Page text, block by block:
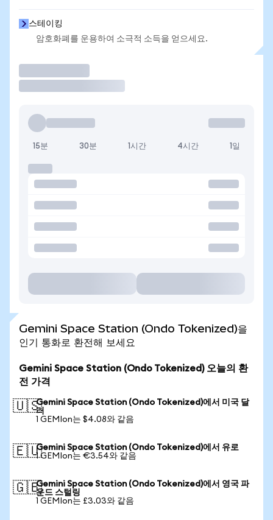
스테이킹
암호화폐를 운용하여 소극적 소득을 얻으세요.
15분 30분 1시간 4시간 1일
Gemini Space Station (Ondo Tokenized)을
인기 통화로 환전해 보세요
Gemini Space Station (Ondo Tokenized) 오늘의 환
전 가격
🇺🇸Gemini Space Station (Ondo Tokenized)에서 미국 달
러
1 GEMIon는 $4.08와 같음
🇪🇺Gemini Space Station (Ondo Tokenized)에서 유로
1 GEMIon는 €3.54와 같음
🇬🇧Gemini Space Station (Ondo Tokenized)에서 영국 파
운드 스털링
1 GEMIon는 £3.03와 같음